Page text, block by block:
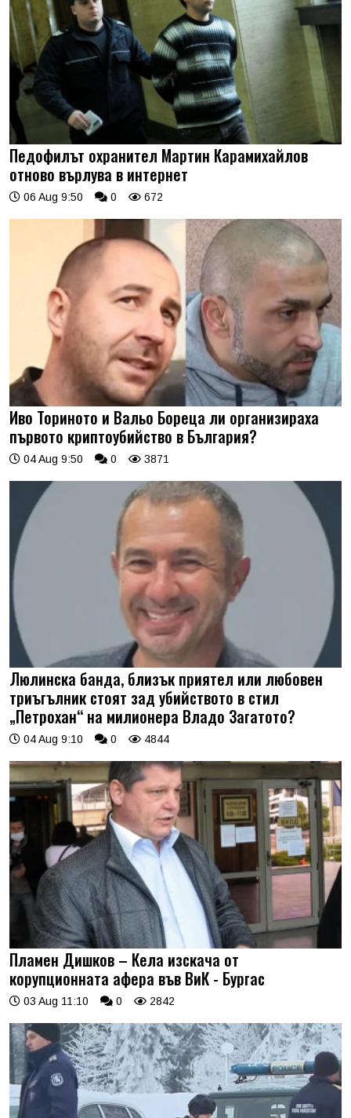
Педофилът охранител Мартин Карамихайлов
отново върлува в интернет
06 Aug 9:50 0 672
Иво Ториното и Вальо Бореца ли организираха
първото криптоубийство в България?
04 Aug 9:50 0 3871
Люлинска банда, близък приятел или любовен
триъгълник стоят зад убийството в стил
„Петрохан“ на милионера Владо Загатото?
04 Aug 9:10 0 4844
Пламен Дишков – Кела изскача от
корупционната афера във ВиК - Бургас
03 Aug 11:10 0 2842